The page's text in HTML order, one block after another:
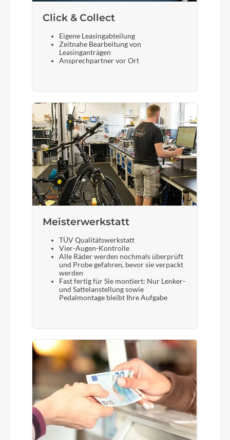
Click & Collect
Eigene Leasingabteilung
Zeitnahe Bearbeitung von
Leasinganträgen
Ansprechpartner vor Ort
Meisterwerkstatt
TÜV Qualitätswerkstatt
Vier-Augen-Kontrolle
Alle Räder werden nochmals überprüft
und Probe gefahren, bevor sie verpackt
werden
Fast fertig für Sie montiert: Nur Lenker-
und Sattelanstellung sowie
Pedalmontage bleibt Ihre Aufgabe